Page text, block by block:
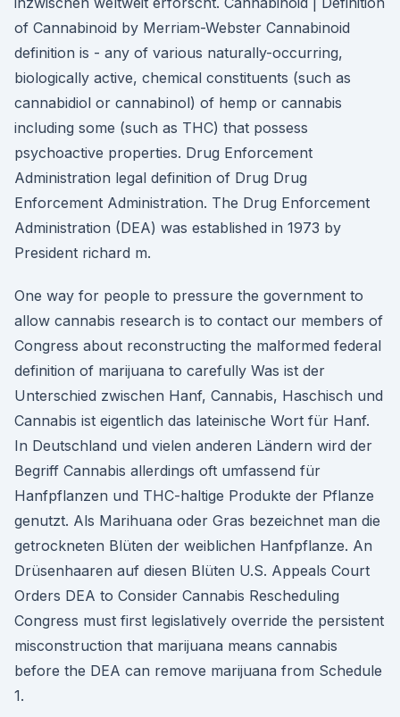
of Cannabinoid by Merriam-Webster Cannabinoid
definition is - any of various naturally-occurring,
biologically active, chemical constituents (such as
cannabidiol or cannabinol) of hemp or cannabis
including some (such as THC) that possess
psychoactive properties. Drug Enforcement
Administration legal definition of Drug Drug
Enforcement Administration. The Drug Enforcement
Administration (DEA) was established in 1973 by
President richard m.
One way for people to pressure the government to
allow cannabis research is to contact our members of
Congress about reconstructing the malformed federal
definition of marijuana to carefully Was ist der
Unterschied zwischen Hanf, Cannabis, Haschisch und
Cannabis ist eigentlich das lateinische Wort für Hanf.
In Deutschland und vielen anderen Ländern wird der
Begriff Cannabis allerdings oft umfassend für
Hanfpflanzen und THC-haltige Produkte der Pflanze
genutzt. Als Marihuana oder Gras bezeichnet man die
getrockneten Blüten der weiblichen Hanfpflanze. An
Drüsenhaaren auf diesen Blüten U.S. Appeals Court
Orders DEA to Consider Cannabis Rescheduling
Congress must first legislatively override the persistent
misconstruction that marijuana means cannabis
before the DEA can remove marijuana from Schedule
1.